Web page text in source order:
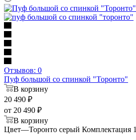
Отзывов: 0
Пуф большой со спинкой "Торонто"
В корзину
20 490 ₽
от 20 490 ₽
В корзину
Цвет—Торонто серый Комплектация 1